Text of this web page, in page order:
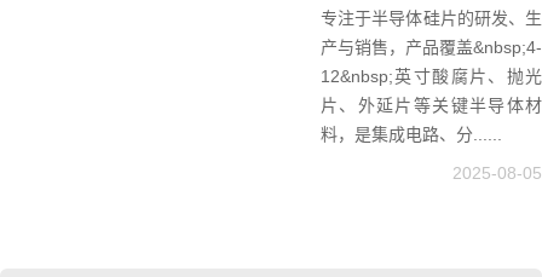
专注于半导体硅片的研发、生
产与销售，产品覆盖&nbsp;4-
12&nbsp;英寸酸腐片、抛光
片、外延片等关键半导体材
料，是集成电路、分......
2025-08-05